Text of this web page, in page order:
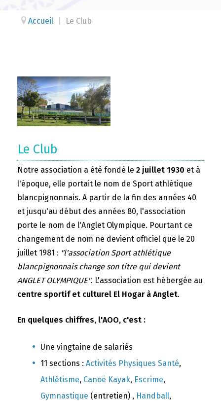
Accueil Le Club
Le Club
Notre association a été fondé le 2 juillet 1930 et à
l'époque, elle portait le nom de Sport athlétique
blancpignonnais. A partir de la fin des années 40
et jusqu'au début des années 80, l'association
porte le nom de l'Anglet Olympique. Pourtant ce
changement de nom ne devient officiel que le 20
juillet 1981 : "l'association Sport athlétique
blancpignonnais change son titre qui devient
ANGLET OLYMPIQUE". L'association est hébergée au
centre sportif et culturel El Hogar à Anglet.
En quelques chiffres, l'AOO, c'est :
Une vingtaine de salariés
11 sections : Activités Physiques Santé,
Athlétisme, Canoë Kayak, Escrime,
Gymnastique (entretien) , Handball,